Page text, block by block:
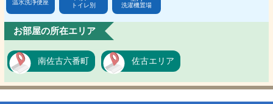
温水洗浄便座
トイレ別
洗濯機置場
お部屋の所在エリア
南佐古六番町 佐古エリア